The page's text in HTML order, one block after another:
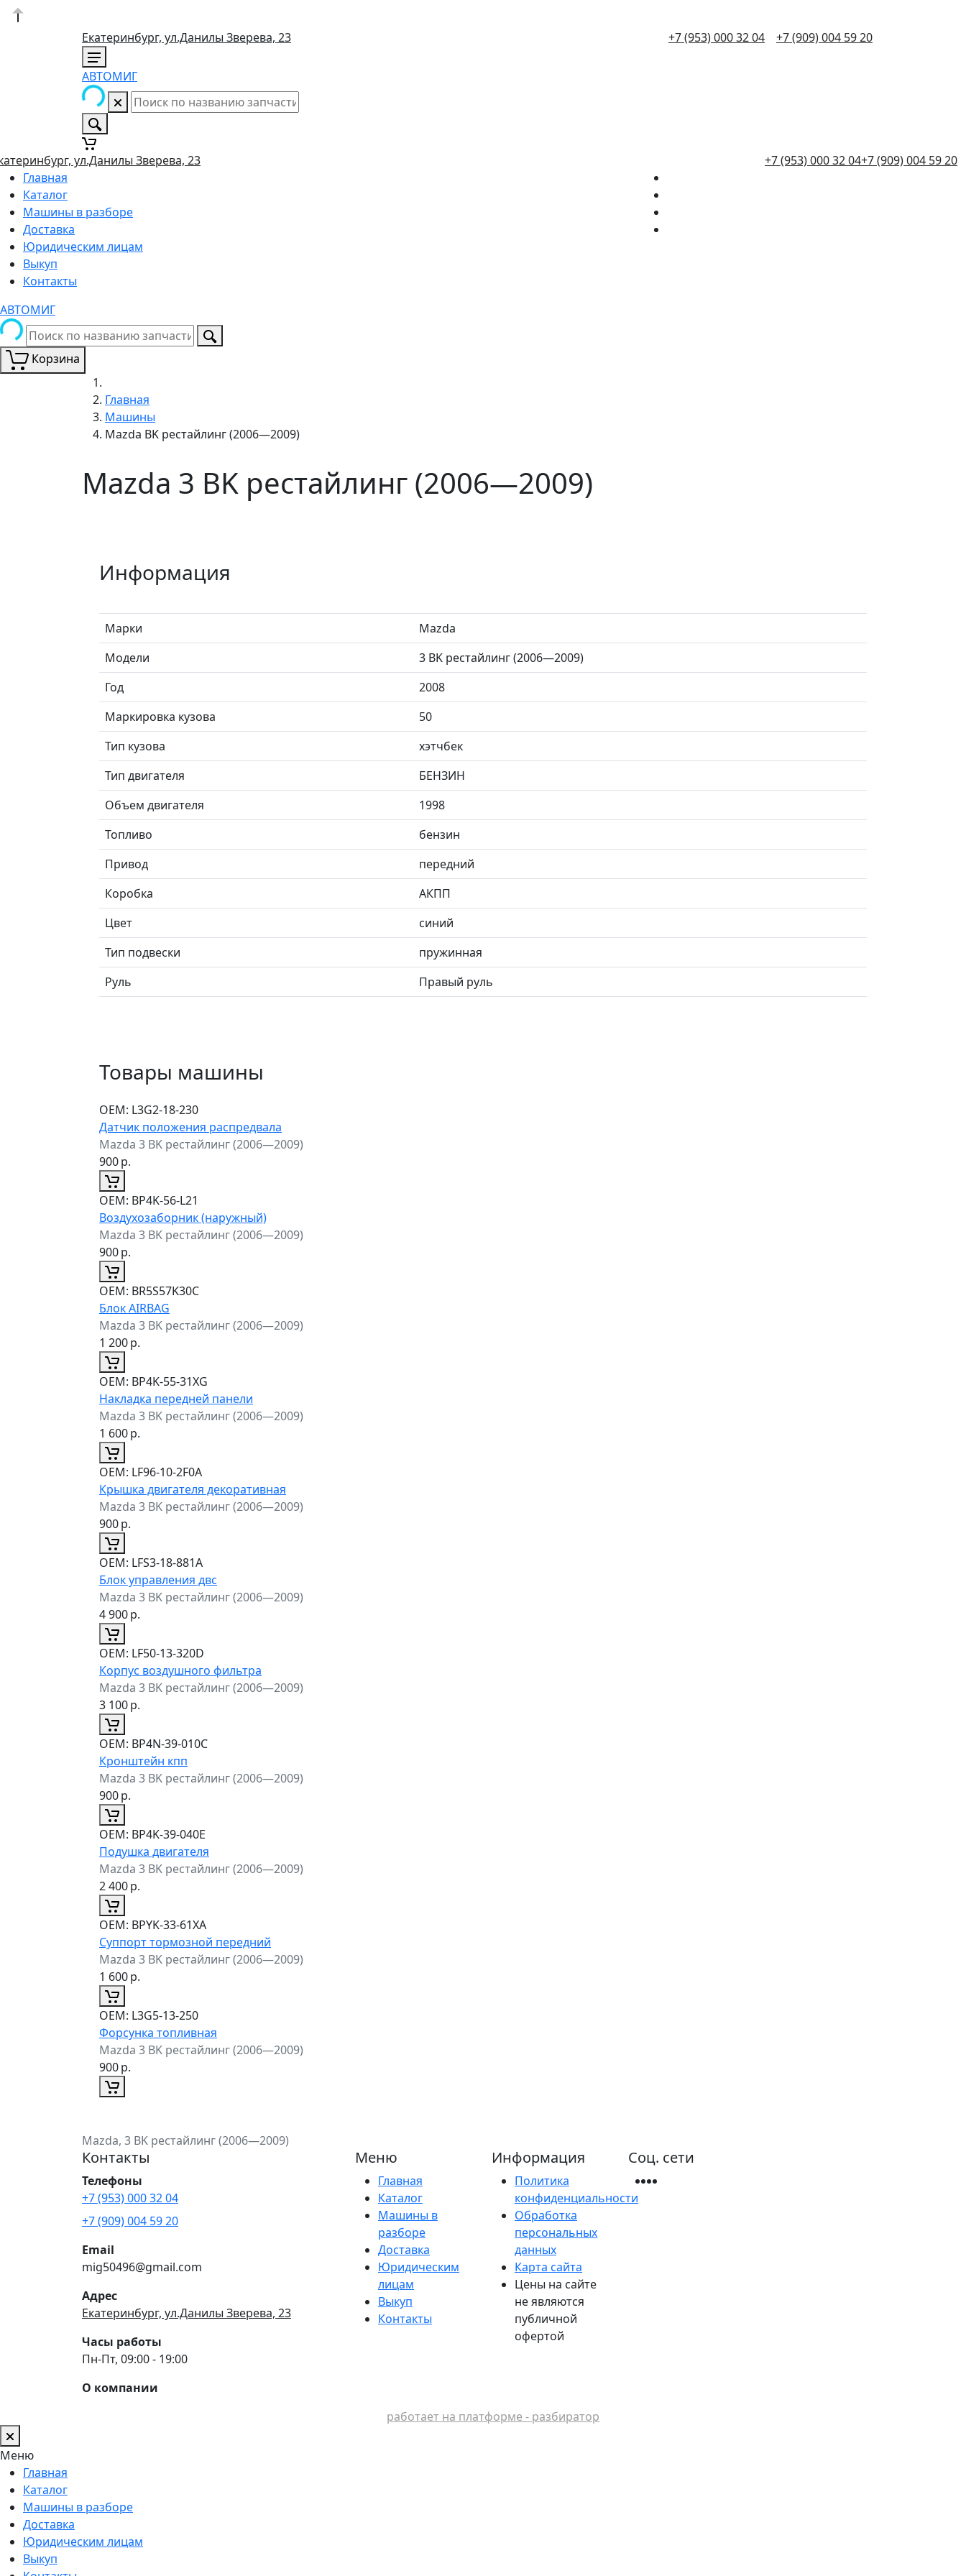
Екатеринбург, ул.Данилы Зверева, 23 +7 (953) 000 32 04 +7 (909) 004 59 20
АВТОМИГ
ул.Данилы Зверева, 23 +7 (953) 000 32 04+7 (909) 004 59 20
Главная
Каталог
Машины в разборе
Доставка
Юридическим лицам
Выкуп
Контакты
АВТОМИГ
Корзина
Главная
Машины
Mazda BK рестайлинг (2006—2009)
Mazda 3 BK рестайлинг (2006—2009)
Информация
Марки
Mazda
Модели
3 BK рестайлинг (2006—2009)
Год
2008
Маркировка кузова
50
Тип кузова
хэтчбек
Тип двигателя
БЕНЗИН
Объем двигателя
1998
Топливо
бензин
Привод
передний
Коробка
АКПП
Цвет
синий
Тип подвески
пружинная
Руль
Правый руль
Товары машины
ОЕМ: L3G2-18-230
Датчик положения распредвала
Mazda 3 BK рестайлинг (2006—2009)
900р.
ОЕМ: BP4K-56-L21
Воздухозаборник (наружный)
Mazda 3 BK рестайлинг (2006—2009)
900р.
ОЕМ: BR5S57K30C
Блок AIRBAG
Mazda 3 BK рестайлинг (2006—2009)
1 200р.
ОЕМ: BP4K-55-31XG
Накладка передней панели
Mazda 3 BK рестайлинг (2006—2009)
1 600р.
ОЕМ: LF96-10-2F0A
Крышка двигателя декоративная
Mazda 3 BK рестайлинг (2006—2009)
900р.
ОЕМ: LFS3-18-881A
Блок управления двс
Mazda 3 BK рестайлинг (2006—2009)
4 900р.
ОЕМ: LF50-13-320D
Корпус воздушного фильтра
Mazda 3 BK рестайлинг (2006—2009)
3 100р.
ОЕМ: BP4N-39-010C
Кронштейн кпп
Mazda 3 BK рестайлинг (2006—2009)
900р.
ОЕМ: BP4K-39-040E
Подушка двигателя
Mazda 3 BK рестайлинг (2006—2009)
2 400р.
ОЕМ: BPYK-33-61XA
Суппорт тормозной передний
Mazda 3 BK рестайлинг (2006—2009)
1 600р.
ОЕМ: L3G5-13-250
Форсунка топливная
Mazda 3 BK рестайлинг (2006—2009)
900р.
Mazda, 3 BK рестайлинг (2006—2009)
Контакты
Телефоны
+7 (953) 000 32 04
+7 (909) 004 59 20
Email
mig50496@gmail.com
Адрес
Екатеринбург, ул.Данилы Зверева, 23
Часы работы
Пн-Пт, 09:00 - 19:00
О компании
Меню
Главная
Каталог
Машины в
разборе
Доставка
Юридическим
лицам
Выкуп
Контакты
Информация
Политика
конфиденциальности
Обработка
персональных
данных
Карта сайта
Цены на сайте
не являются
публичной
офертой
Соц. сети
работает на платформе - разбиратор
Меню
Главная
Каталог
Машины в разборе
Доставка
Юридическим лицам
Выкуп